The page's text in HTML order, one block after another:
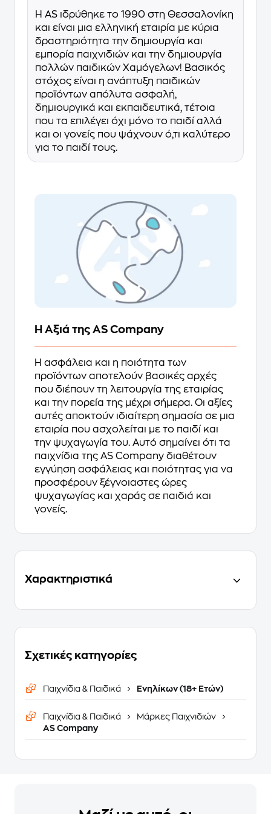
Η AS ιδρύθηκε το 1990 στη Θεσσαλονίκη
και είναι μια ελληνική εταιρία με κύρια
δραστηριότητα την δημιουργία και
εμπορία παιχνιδιών και την δημιουργία
πολλών παιδικών Χαμόγελων! Βασικός
στόχος είναι η ανάπτυξη παιδικών
προϊόντων απόλυτα ασφαλή,
δημιουργικά και εκπαιδευτικά, τέτοια
που τα επιλέγει όχι μόνο το παιδί αλλά
και οι γονείς που ψάχνουν ό,τι καλύτερο
για το παιδί τους.
Η Αξιά της AS Company
Η ασφάλεια και η ποιότητα των
προϊόντων αποτελούν βασικές αρχές
που διέπουν τη λειτουργία της εταιρίας
και την πορεία της μέχρι σήμερα. Οι αξίες
αυτές αποκτούν ιδιαίτερη σημασία σε μια
εταιρία που ασχολείται με το παιδί και
την ψυχαγωγία του. Αυτό σημαίνει ότι τα
παιχνίδια της AS Company διαθέτουν
εγγύηση ασφάλειας και ποιότητας για να
προσφέρουν ξέγνοιαστες ώρες
ψυχαγωγίας και χαράς σε παιδιά και
γονείς.
Χαρακτηριστικά
Σχετικές κατηγορίες
Παιχνίδια & Παιδικά Ενηλίκων (18+ Ετών)
Παιχνίδια & Παιδικά
Μάρκες Παιχνιδιών
AS Company